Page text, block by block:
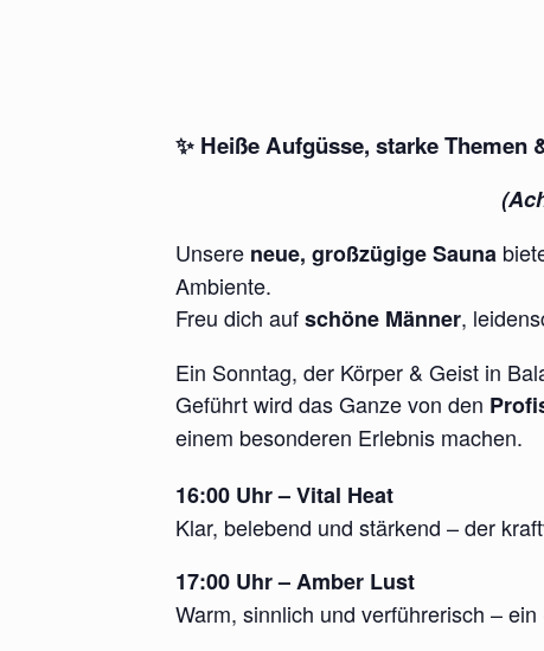
✨ Heiße Aufgüsse, starke Themen
Unsere neue, großzügige Sauna
Ambiente.
Freu dich aufschöne Männer,
Ein Sonntag, der Körper & Geist in
Geführt wird das Ganze von den
einem besonderen Erlebnis machen.
16:00 Uhr – Vital Heat
Klar, belebend und stärkend – der
17:00 Uhr – Amber Lust
Warm, sinnlich und verführerisch –